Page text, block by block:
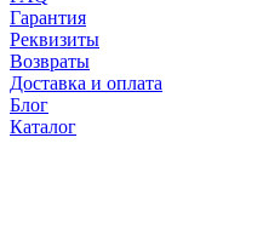
Гарантия
Реквизиты
Возвраты
Доставка и оплата
Блог
Каталог